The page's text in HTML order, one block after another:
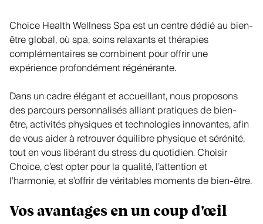
Choice Health Wellness Spa est un centre dédié au bien-
être global, où spa, soins relaxants et thérapies
complémentaires se combinent pour offrir une
expérience profondément régénérante.
Dans un cadre élégant et accueillant, nous proposons
des parcours personnalisés alliant pratiques de bien-
être, activités physiques et technologies innovantes, afin
de vous aider à retrouver équilibre physique et sérénité,
tout en vous libérant du stress du quotidien. Choisir
Choice, c’est opter pour la qualité, l’attention et
l’harmonie, et s’offrir de véritables moments de bien-être.
Vos avantages en un coup d'œil